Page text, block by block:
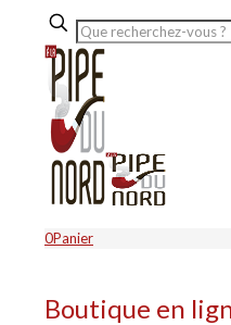
0Panier
Boutique en